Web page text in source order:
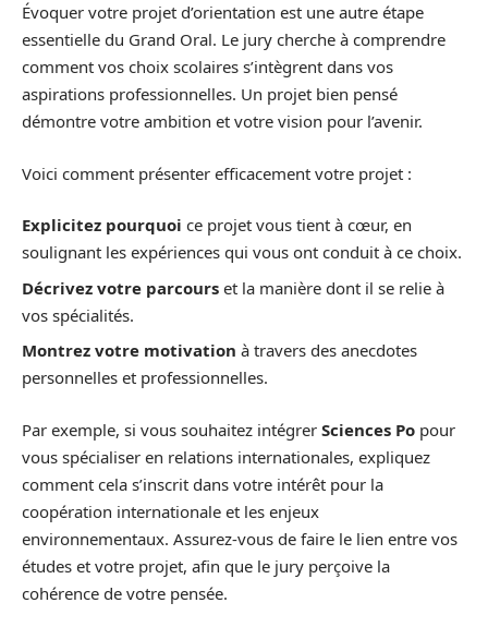
Évoquer votre projet d’orientation est une autre étape
essentielle du Grand Oral. Le jury cherche à comprendre
comment vos choix scolaires s’intègrent dans vos
aspirations professionnelles. Un projet bien pensé
démontre votre ambition et votre vision pour l’avenir.
Voici comment présenter efficacement votre projet :
Explicitez pourquoi ce projet vous tient à cœur, en
soulignant les expériences qui vous ont conduit à ce choix.
Décrivez votre parcours et la manière dont il se relie à
vos spécialités.
Montrez votre motivation à travers des anecdotes
personnelles et professionnelles.
Par exemple, si vous souhaitez intégrer Sciences Po pour
vous spécialiser en relations internationales, expliquez
comment cela s’inscrit dans votre intérêt pour la
coopération internationale et les enjeux
environnementaux. Assurez-vous de faire le lien entre vos
études et votre projet, afin que le jury perçoive la
cohérence de votre pensée.